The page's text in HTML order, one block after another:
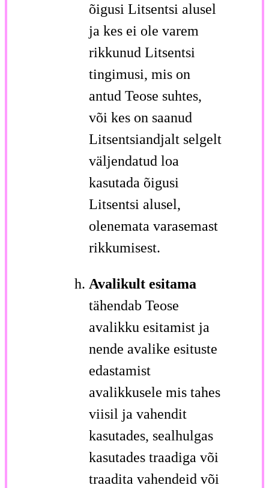
õigusi Litsentsi alusel
ja kes ei ole varem
rikkunud Litsentsi
tingimusi, mis on
antud Teose suhtes,
või kes on saanud
Litsentsiandjalt selgelt
väljendatud loa
kasutada õigusi
Litsentsi alusel,
olenemata varasemast
rikkumisest.
Avalikult esitama
tähendab Teose
avalikku esitamist ja
nende avalike esituste
edastamist
avalikkusele mis tahes
viisil ja vahendit
kasutades, sealhulgas
kasutades traadiga või
traadita vahendeid või